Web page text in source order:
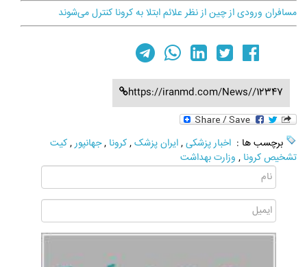
مسافران ورودی از چین از نظر علائم ابتلا به کرونا کنترل می‌شوند
https://iranmd.com/News//12347
برچسب ها : اخبار پزشکی,ایران پزشک,کرونا ,جهانپور,کیت
تشخیص کرونا , وزارت بهداشت